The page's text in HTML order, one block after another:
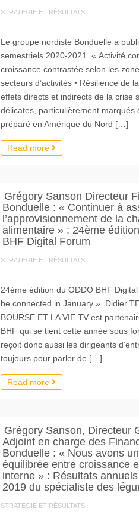
STRATEGIE ET RÉSULTATS
Le groupe nordiste Bonduelle a
semestriels 2020-2021. « Activité
croissance contrastée selon les
secteurs d’activités • Résilience de
effets directs et indirects de la crise
délicates, particulièrement marqués
préparé en Amérique du Nord […]
Read more
Grégory Sanson Directeur
Bonduelle : « Continuer à
l’approvisionnement de la
alimentaire » : 24ème
BHF Digital Forum
STRATEGIE ET RÉSULTATS
24ème édition du ODDO BHF
be connected in January ». Didier
BOURSE ET LA VIE TV est
BHF qui se tient cette année sous
reçoit donc aussi les dirigeants
toujours pour parler de […]
Read more
Grégory Sanson, Directeur
Adjoint en charge des
Bonduelle : « Nous avons
équilibrée entre croissance
interne » : Résultats
2019 du spécialiste des
STRATEGIE ET RÉSULTATS